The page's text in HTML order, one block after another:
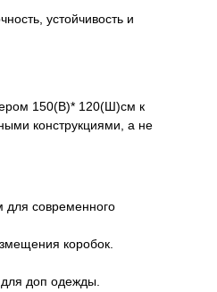
устойчивость и
150(В)* 120(Ш)см к
конструкциями, а не
для современного
коробок.
доп одежды.